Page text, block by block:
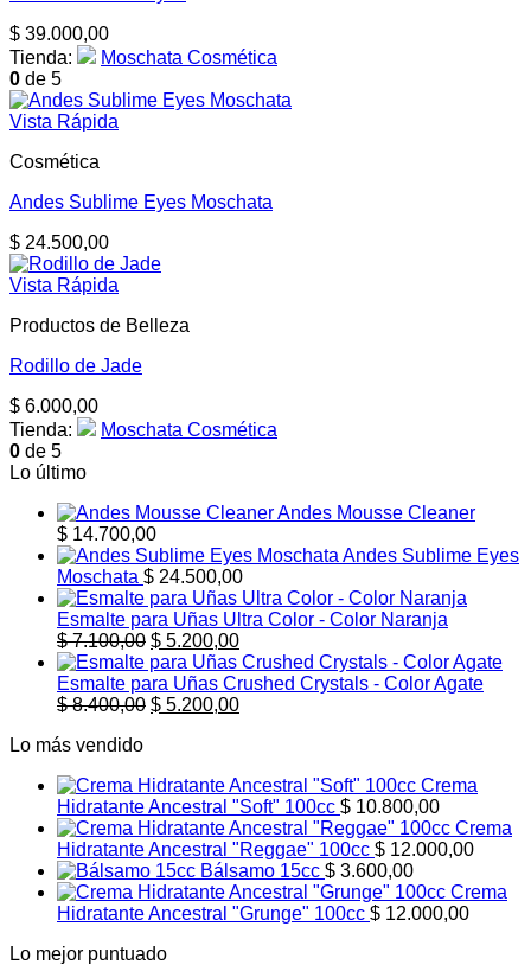
$ 39.000,00
Tienda:
Moschata Cosmética
0 de 5
Vista Rápida
Cosmética
Andes Sublime Eyes Moschata
$ 24.500,00
Vista Rápida
Productos de Belleza
Rodillo de Jade
$ 6.000,00
Tienda:
Moschata Cosmética
0 de 5
Lo último
Andes Mousse Cleaner
$ 14.700,00
Andes Sublime Eyes
Moschata $ 24.500,00
Esmalte para Uñas Ultra Color - Color Naranja
$7.100,00 El
precio
original
era:
$ 5.200,00El
precio
actual
es:
Esmalte para Uñas Crushed Crystals - Color Agate
$8.400,00 El
$ 8.400,00.
$ 5.200,00El
$ 5.200,00.
Lo más vendido
Crema
Hidratante Ancestral "Soft" 100cc $ 10.800,00
Crema
Hidratante Ancestral "Reggae" 100cc $ 12.000,00
Bálsamo 15cc $ 3.600,00
Crema
Hidratante Ancestral "Grunge" 100cc $ 12.000,00
Lo mejor puntuado